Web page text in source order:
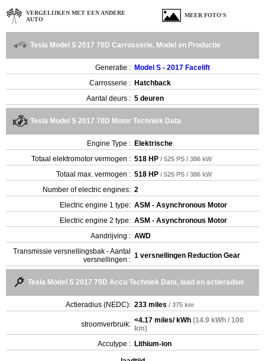
VERGELIJKEN MET EEN ANDERE
AUTO
MEER FOTO'S
Tesla Model S 2017 70D Carrosserie, Model en Productie
Generatie : Model S - 2017 Facelift
Carrosserie : Hatchback
Aantal deurs : 5 deuren
Tesla Model S 2017 70D Motor Techniek Data
Engine Type : Elektrische
Totaal elektromotor vermogen : 518 HP / 525 PS / 386 kW
Totaal max. vermogen : 518 HP / 525 PS / 386 kW
Number of electric engines: 2
Electric engine 1 type: ASM - Asynchronous Motor
Electric engine 2 type: ASM - Asynchronous Motor
Aandrijving : AWD
Transmissie versnellingsbak - Aantal
versnellingen : 1 versnellingen Reduction Gear
Tesla Model S 2017 70D Accu Techniek Data, laad en actieradius
Actieradius (NEDC): 233 miles / 375 km
stroomverbruik: <4.17 miles/ kWh (14.9 kWh / 100
km)
Accutype : Lithium-ion